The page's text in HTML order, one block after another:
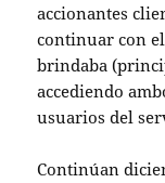
accionantes
continuar con
brindaba
accediendo
usuarios del
Continúan